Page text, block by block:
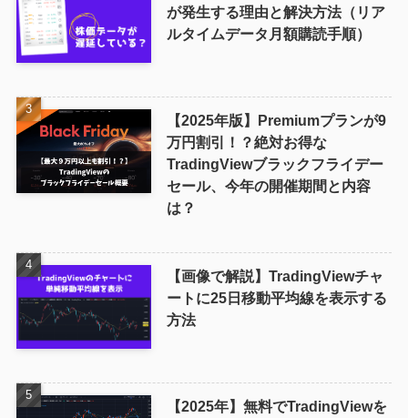
が発生する理由と解決方法（リア
ルタイムデータ月額購読手順）
【2025年版】Premiumプランが9
万円割引！？絶対お得な
TradingViewブラックフライデー
セール、今年の開催期間と内容
は？
【画像で解説】TradingViewチャ
ートに25日移動平均線を表示する
方法
【2025年】無料でTradingViewを